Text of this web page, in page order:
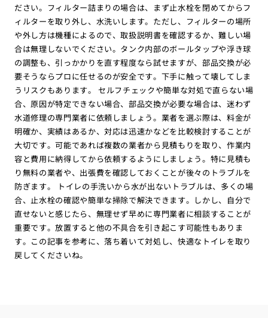
ださい。フィルター詰まりの場合は、まず止水栓を閉めてからフ
ィルターを取り外し、水洗いします。ただし、フィルターの場所
や外し方は機種によるので、取扱説明書を確認するか、難しい場
合は無理しないでください。タンク内部のボールタップや浮き球
の調整も、引っかかりを直す程度なら試せますが、部品交換が必
要そうならプロに任せるのが安全です。下手に触って壊してしま
うリスクもあります。 セルフチェックや簡単な対処で直らない場
合、原因が特定できない場合、部品交換が必要な場合は、迷わず
水道修理の専門業者に依頼しましょう。業者を選ぶ際は、料金が
明確か、実績はあるか、対応は迅速かなどを比較検討することが
大切です。可能であれば複数の業者から見積もりを取り、作業内
容と費用に納得してから依頼するようにしましょう。特に見積も
り無料の業者や、出張費を確認しておくことが後々のトラブルを
防ぎます。 トイレの手洗いから水が出ないトラブルは、多くの場
合、止水栓の確認や簡単な掃除で解決できます。しかし、自分で
直せないと感じたら、無理せず早めに専門業者に相談することが
重要です。放置すると他の不具合を引き起こす可能性もありま
す。この記事を参考に、落ち着いて対処し、快適なトイレを取り
戻してくださいね。